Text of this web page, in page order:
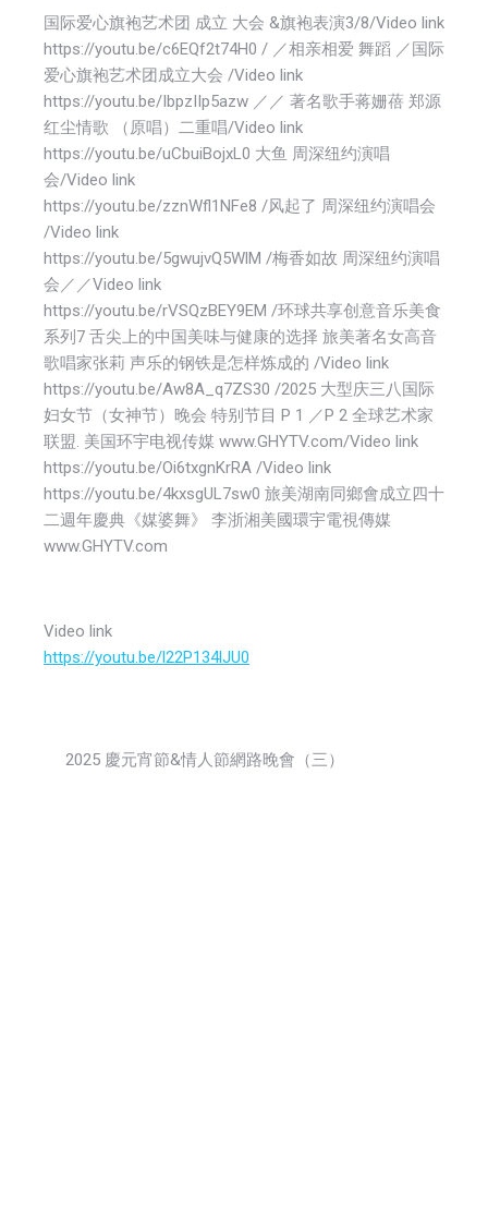
国际爱心旗袍艺术团 成立 大会 &旗袍表演3/8/Video link
https://youtu.be/c6EQf2t74H0 / ／相亲相爱 舞蹈 ／国际
爱心旗袍艺术团成立大会 /Video link
https://youtu.be/IbpzIIp5azw ／／ 著名歌手蒋姗蓓 郑源
红尘情歌 （原唱）二重唱/Video link
https://youtu.be/uCbuiBojxL0 大鱼 周深纽约演唱
会/Video link
https://youtu.be/zznWfl1NFe8 /风起了 周深纽约演唱会
/Video link
https://youtu.be/5gwujvQ5WlM /梅香如故 周深纽约演唱
会／／Video link
https://youtu.be/rVSQzBEY9EM /环球共享创意音乐美食
系列7 舌尖上的中国美味与健康的选择 旅美著名女高音
歌唱家张莉 声乐的钢铁是怎样炼成的 /Video link
https://youtu.be/Aw8A_q7ZS30 /2025 大型庆三八国际
妇女节（女神节）晚会 特别节目 P 1 ／P 2 全球艺术家
联盟. 美国环宇电视传媒 www.GHYTV.com/Video link
https://youtu.be/Oi6txgnKrRA /Video link
https://youtu.be/4kxsgUL7sw0 旅美湖南同鄉會成立四十
二週年慶典《媒婆舞》 李浙湘美國環宇電視傳媒
www.GHYTV.com
Video link
https://youtu.be/l22P134lJU0
2025 慶元宵節&情人節網路晚會（三）